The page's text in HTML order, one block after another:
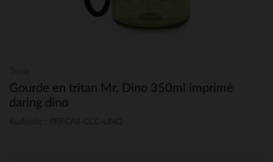
Gourde en tritan Mr. Dino 350ml imprimé
daring dino